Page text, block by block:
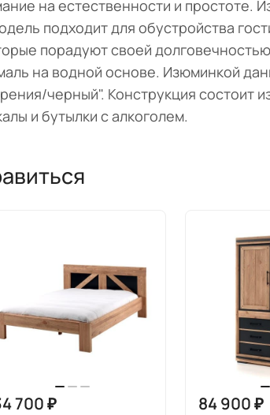
на естественности и
подходит для обустройства
порадуют своей
на водной основе. Изюминкой
черный". Конструкция состоит
и бутылки с алкоголем.
700 ₽ 84 900 ₽